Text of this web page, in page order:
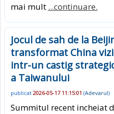
mai mult ...continuare.
Jocul de sah de la
transformat China
intr-un castig
a Taiwanului
publicat 2026-05-17 11:15:01 (Adevarul)
Summitul recent incheiat